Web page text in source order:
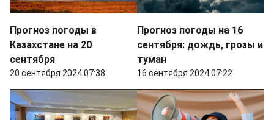
Прогноз погоды в
Казахстане на 20
сентября
20 сентября 2024 07:38
Прогноз погоды на 16
сентября: дождь, грозы и
туман
16 сентября 2024 07:22